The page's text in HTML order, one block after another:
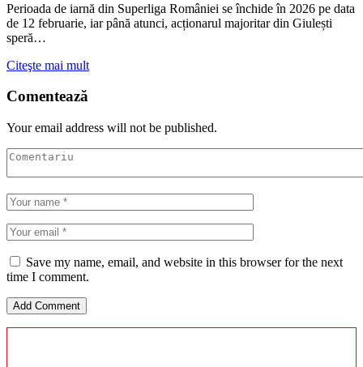
Perioada de iarnă din Superliga României se închide în 2026 pe data
de 12 februarie, iar până atunci, acționarul majoritar din Giulești
speră…
Citeşte mai mult
Comentează
Your email address will not be published.
Save my name, email, and website in this browser for the next
time I comment.